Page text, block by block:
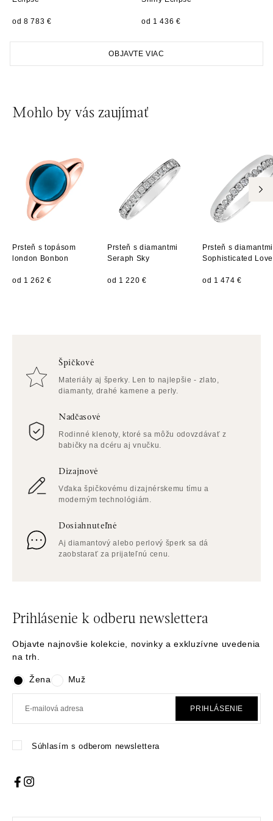
ALOve Westfield, Praha 4 - Chodov
tel.: +420730524389
dnes otvorené od 09:00
OBJAVTE VIAC
od 8 783 € od 1 436 €
Mohlo by vás zaujímať
Prsteň s topásom
london Bonbon
od 1 262 €
Prsteň s diamantmi
Seraph Sky
od 1 220 €
Prsteň s diamantmi
Sophisticated Love
od 1 474 €
Špičkové
Materiály aj šperky. Len to najlepšie - zlato,
diamanty, drahé kamene a perly.
Nadčasové
Rodinné klenoty, ktoré sa môžu odovzdávať z
babičky na dcéru aj vnučku.
Dizajnové
Vďaka špičkovému dizajnérskemu tímu a
moderným technológiám.
Dosiahnuteľné
Aj diamantový alebo perlový šperk sa dá
zaobstarať za prijateľnú cenu.
Prihlásenie k odberu newslettera
Objavte najnovšie kolekcie, novinky a exkluzívne uvedenia
na trh.
Žena Muž
PRIHLÁSENIE
Súhlasím s odberom newslettera